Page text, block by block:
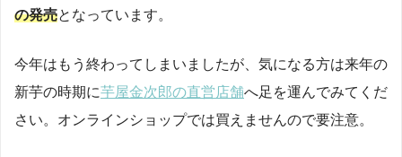
の発売となっています。
今年はもう終わってしまいましたが、気になる方は来年の
新芋の時期に芋屋金次郎の直営店舗へ足を運んでみてくだ
さい。オンラインショップでは買えませんので要注意。